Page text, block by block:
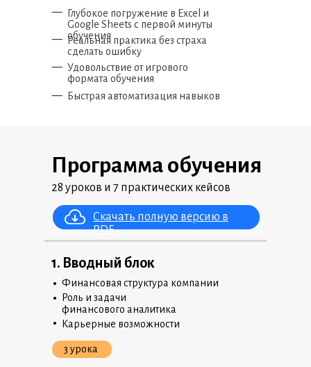
–
Реальная практика без страха
сделать ошибку
Удовольствие от игрового
формата обучения
Быстрая автоматизация навыков
–
–
–
Глубокое погружение в Excel и
Google Sheets с первой минуты
обучения
3 урока
Программа обучения
1. Вводный блок
Финансовая структура компании
28 уроков и 7 практических кейсов
•
Роль и задачи
финансового аналитика
•
Скачать полную версию в
PDF
Карьерные возможности
•